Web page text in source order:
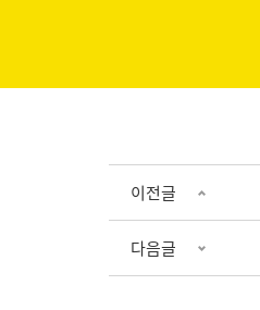
이전글
다음글